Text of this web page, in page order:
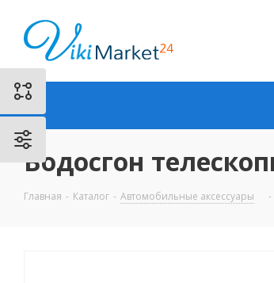
Водосгон
Главная - Каталог - Автомобильные аксессуары -